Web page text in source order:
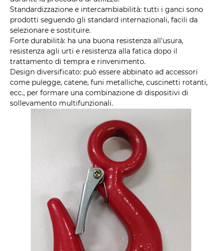
Standardizzazione e intercambiabilità: tutti i ganci sono
prodotti seguendo gli standard internazionali, facili da
selezionare e sostituire.
Forte durabilità: ha una buona resistenza all'usura,
resistenza agli urti e resistenza alla fatica dopo il
trattamento di tempra e rinvenimento.
Design diversificato: può essere abbinato ad accessori
come pulegge, catene, funi metalliche, cuscinetti rotanti,
ecc., per formare una combinazione di dispositivi di
sollevamento multifunzionali.